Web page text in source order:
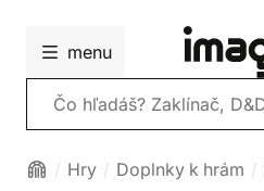
menu
Vyhľadávanie
Hry Doplnky k hrám